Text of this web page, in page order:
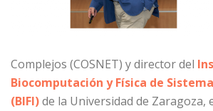
Complejos (COSNET) y director del
Biocomputación y Física de
(BIFI)de la Universidad de Zaragoza,